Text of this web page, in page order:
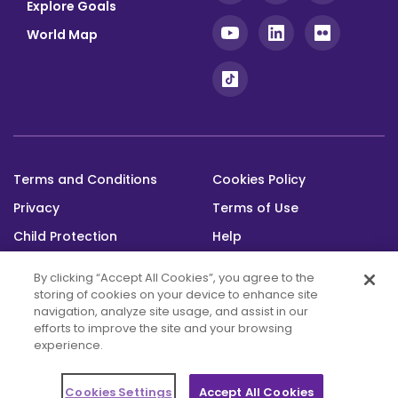
Explore Goals
World Map
bottom
Terms and Conditions
Cookies Policy
Privacy
Terms of Use
Child Protection
Help
of the Alwaleed Philanthropies and is maintained through the Messengers of
Peace Fund
By clicking “Accept All Cookies”, you agree to the
storing of cookies on your device to enhance site
navigation, analyze site usage, and assist in our
efforts to improve the site and your browsing
experience.
Cookies Settings Accept All Cookies